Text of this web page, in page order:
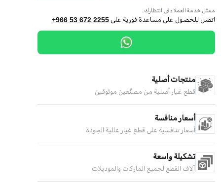
ممثل خدمة العملاء في انتظارك.
اتصل للحصول على مساعدة فورية على +966 53 672 2255
منتجات أصلية
قطع غيار أصلية من مصنّعين موثوقين
أسعار منافسة
أسعار تنافسية على قطع غيار عالية الجودة
تشكيلة واسعة
آلاف القطع لجميع الماركات والموديلات